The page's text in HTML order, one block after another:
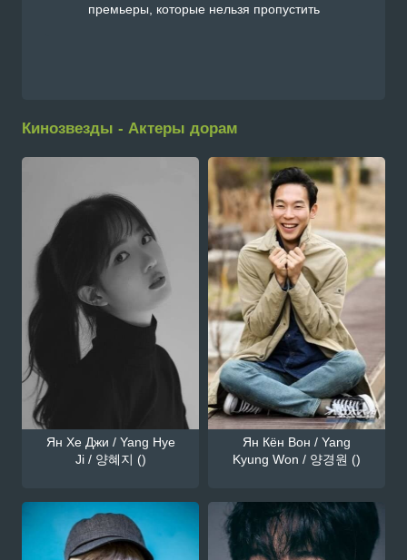
премьеры, которые нельзя пропустить
Кинозвезды - Актеры дорам
Ян Хе Джи / Yang Hye
Ji / 양혜지 ()
Ян Кён Вон / Yang
Kyung Won / 양경원 ()